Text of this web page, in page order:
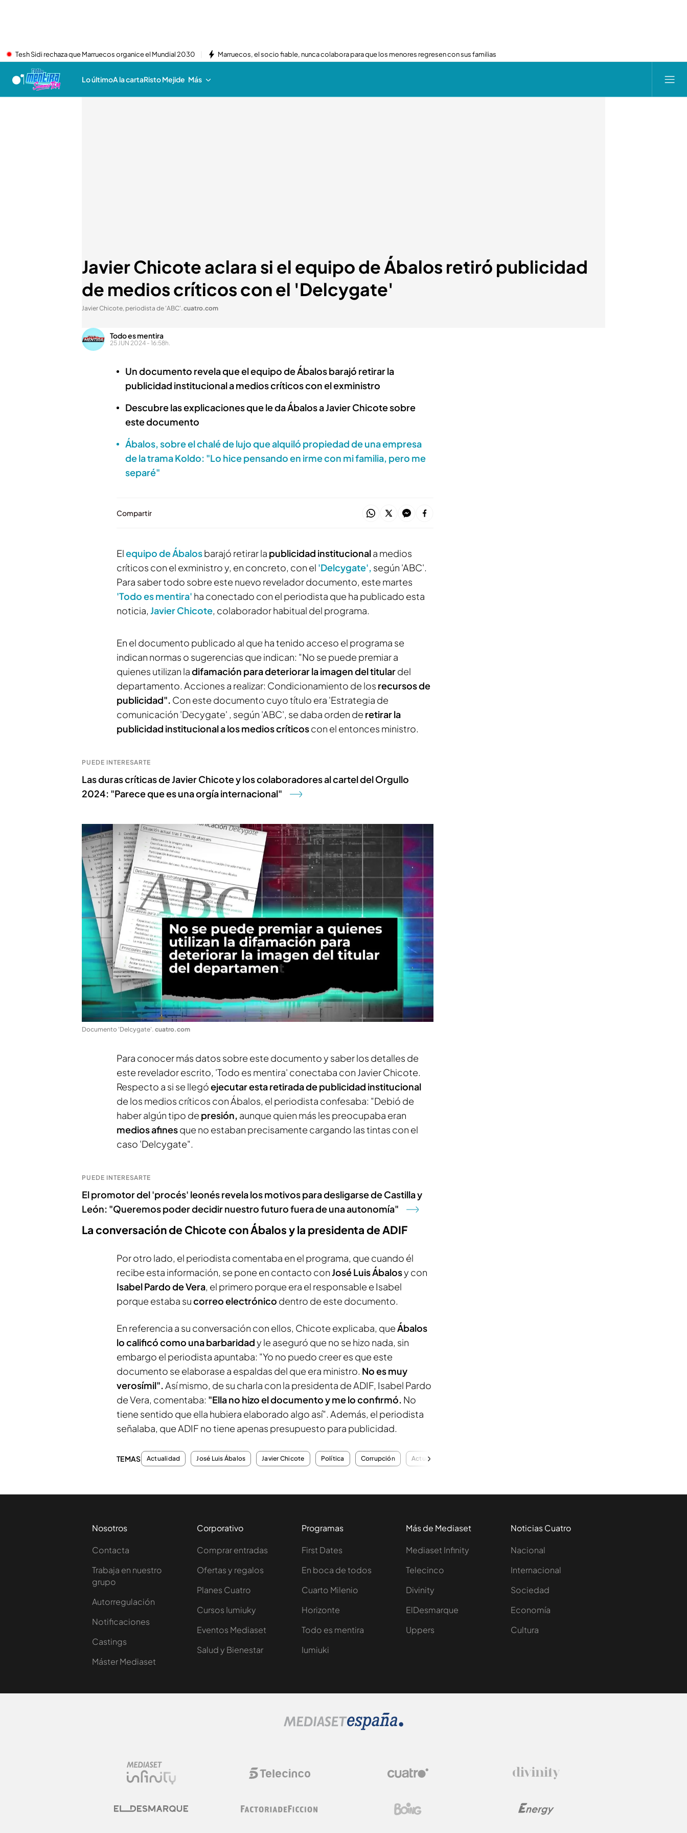
Tesh Sidi rechaza que Marruecos organice el Mundial 2030 Marruecos, el socio fiable, nunca colabora para que los menores regresen con sus familias
Lo últimoA la cartaRisto Mejide Más
Javier Chicote aclara si el equipo de Ábalos retiró publicidad
de medios críticos con el 'Delcygate'
Javier Chicote, periodista de 'ABC'.cuatro.com
Todo es mentira
25 JUN 2024 - 16:58h.
Un documento revela que el equipo de Ábalos barajó retirar la
publicidad institucional a medios críticos con el exministro
Descubre las explicaciones que le da Ábalos a Javier Chicote sobre
este documento
Ábalos, sobre el chalé de lujo que alquiló propiedad de una empresa
de la trama Koldo: "Lo hice pensando en irme con mi familia, pero me
separé"
Compartir
Elequipo de Ábalosbarajó retirar la publicidad institucionala medios
críticos con el exministro y, en concreto, con el 'Delcygate', según 'ABC'.
Para saber todo sobre este nuevo revelador documento, este martes
'Todo es mentira' ha conectado con el periodista que ha publicado esta
noticia, Javier Chicote, colaborador habitual del programa.
En el documento publicado al que ha tenido acceso el programa se
indican normas o sugerencias que indican: "No se puede premiar a
quienes utilizan ladifamación para deteriorar la imagen del titulardel
departamento. Acciones a realizar: Condicionamiento de los recursos de
publicidad". Con este documento cuyo título era 'Estrategia de
comunicación 'Decygate' , según 'ABC', se daba orden de retirar la
publicidad institucional a los medios críticoscon el entonces ministro.
PUEDE INTERESARTE
Las duras críticas de Javier Chicote y los colaboradores al cartel del Orgullo
2024: "Parece que es una orgía internacional"
Documento 'Delcygate'. cuatro.com
Para conocer más datos sobre este documento y saber los detalles de
este revelador escrito, 'Todo es mentira' conectaba con Javier Chicote.
Respecto a si se llegóejecutar esta retirada de publicidad institucional
de los medios críticos con Ábalos, el periodista confesaba: "Debió de
haber algún tipo de presión, aunque quien más les preocupaba eran
medios afinesque no estaban precisamente cargando las tintas con el
caso 'Delcygate".
PUEDE INTERESARTE
El promotor del 'procés' leonés revela los motivos para desligarse de Castilla y
León: "Queremos poder decidir nuestro futuro fuera de una autonomía"
La conversación de Chicote con Ábalos y la presidenta de ADIF
Por otro lado, el periodista comentaba en el programa, que cuando él
recibe esta información, se pone en contacto conJosé Luis Ábalosy con
Isabel Pardo de Vera, el primero porque era el responsable e Isabel
porque estaba sucorreo electrónico dentro de este documento.
En referencia a su conversación con ellos, Chicote explicaba, queÁbalos
lo calificó como una barbaridady le aseguró que no se hizo nada, sin
embargo el periodista apuntaba: "Yo no puedo creer es que este
documento se elaborase a espaldas del que era ministro. No es muy
verosímil".Así mismo, de su charla con la presidenta de ADIF, Isabel Pardo
de Vera, comentaba: "Ella no hizo el documento y me lo confirmó. No
tiene sentido que ella hubiera elaborado algo así". Además, el periodista
señalaba, que ADIF no tiene apenas presupuesto para publicidad.
TEMAS Actualidad José Luis Ábalos Javier Chicote Política Corrupción Actualidad
Nosotros
Contacta
Trabaja en nuestro
grupo
Autorregulación
Notificaciones
Castings
Máster Mediaset
Corporativo
Comprar entradas
Ofertas y regalos
Planes Cuatro
Cursos Iumiuky
Eventos Mediaset
Salud y Bienestar
Programas
First Dates
En boca de todos
Cuarto Milenio
Horizonte
Todo es mentira
Iumiuki
Más de Mediaset
Mediaset Infinity
Telecinco
Divinity
ElDesmarque
Uppers
Noticias Cuatro
Nacional
Internacional
Sociedad
Economía
Cultura